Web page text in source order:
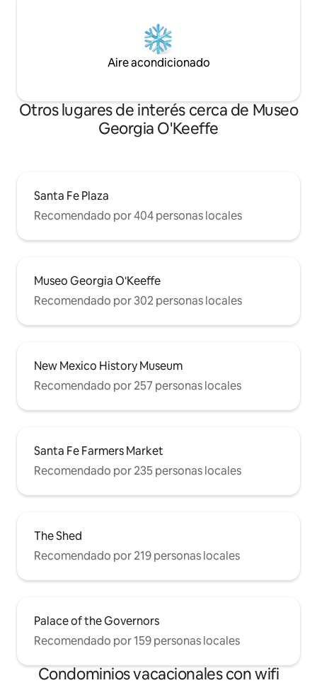
Aire acondicionado
Otros lugares de interés cerca de Museo
Georgia O'Keeffe
Santa Fe Plaza
Recomendado por 404 personas locales
Museo Georgia O'Keeffe
Recomendado por 302 personas locales
New Mexico History Museum
Recomendado por 257 personas locales
Santa Fe Farmers Market
Recomendado por 235 personas locales
The Shed
Recomendado por 219 personas locales
Palace of the Governors
Recomendado por 159 personas locales
Condominios vacacionales con wifi